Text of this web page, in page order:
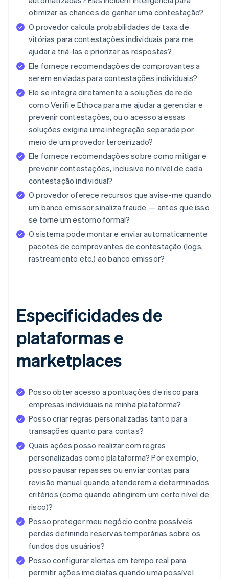
otimizar as chances de ganhar uma contestação?
O provedor calcula probabilidades de taxa de
vitórias para contestações individuais para me
ajudar a triá-las e priorizar as respostas?
Ele fornece recomendações de comprovantes a
serem enviadas para contestações individuais?
Ele se integra diretamente a soluções de rede
como Verifi e Ethoca para me ajudar a gerenciar e
prevenir contestações, ou o acesso a essas
soluções exigiria uma integração separada por
meio de um provedor terceirizado?
Ele fornece recomendações sobre como mitigar e
prevenir contestações, inclusive no nível de cada
contestação individual?
O provedor oferece recursos que avise-me quando
um banco emissor sinaliza fraude — antes que isso
se torne um estorno formal?
O sistema pode montar e enviar automaticamente
pacotes de comprovantes de contestação (logs,
rastreamento etc.) ao banco emissor?
Especificidades de
plataformas e
marketplaces
Posso obter acesso a pontuações de risco para
empresas individuais na minha plataforma?
Posso criar regras personalizadas tanto para
transações quanto para contas?
Quais ações posso realizar com regras
personalizadas como plataforma? Por exemplo,
posso pausar repasses ou enviar contas para
revisão manual quando atenderem a determinados
critérios (como quando atingirem um certo nível de
risco)?
Posso proteger meu negócio contra possíveis
perdas definindo reservas temporárias sobre os
fundos dos usuários?
Posso configurar alertas em tempo real para
permitir ações imediatas quando uma possível